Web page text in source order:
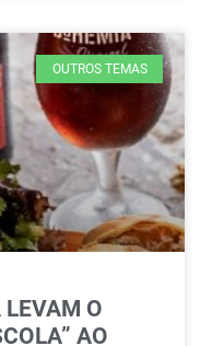
OUTROS TEMAS
O
AO